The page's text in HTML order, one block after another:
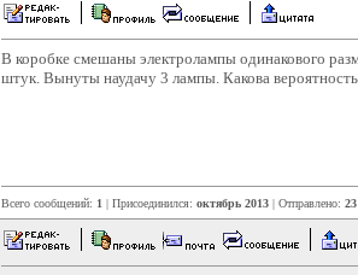
В коробке смешаны электролампы одинакового
штук. Вынуты наудачу 3 лампы. Какова
Всего сообщений: 1 | Присоединился: октябрь 2013 | Отправлено: